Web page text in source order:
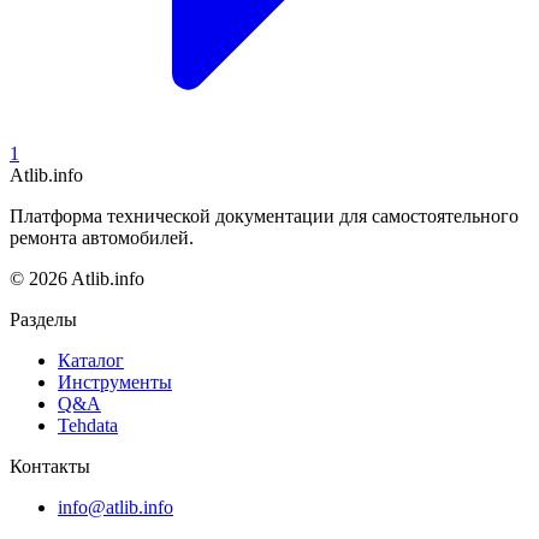
1
Atlib.info
Платформа технической документации для самостоятельного
ремонта автомобилей.
© 2026 Atlib.info
Разделы
Каталог
Инструменты
Q&A
Tehdata
Контакты
info@atlib.info